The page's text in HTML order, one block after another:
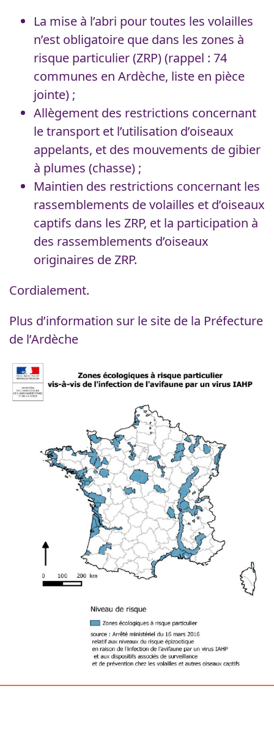
La mise à l’abri pour toutes les volailles
n’est obligatoire que dans les zones à
risque particulier (ZRP) (rappel : 74
communes en Ardèche, liste en pièce
jointe) ;
Allègement des restrictions concernant
le transport et l’utilisation d’oiseaux
appelants, et des mouvements de gibier
à plumes (chasse) ;
Maintien des restrictions concernant les
rassemblements de volailles et d’oiseaux
captifs dans les ZRP, et la participation à
des rassemblements d’oiseaux
originaires de ZRP.
Cordialement.
Plus d’information sur le site de la Préfecture
de l’Ardèche